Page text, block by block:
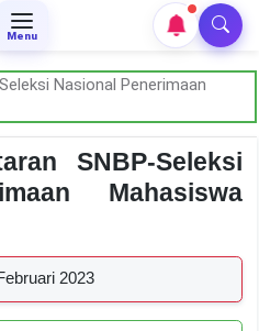
Menu
SNBP-Seleksi
Mahasiswa
2023